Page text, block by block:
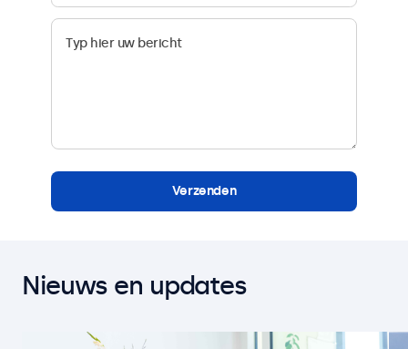
Verzenden
Nieuws en updates